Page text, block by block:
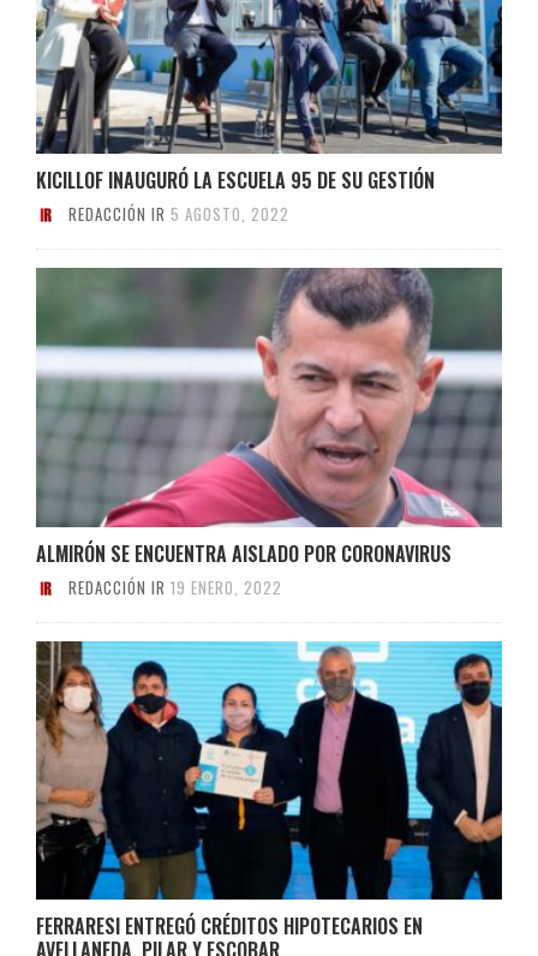
KICILLOF INAUGURÓ LA ESCUELA 95 DE SU GESTIÓN
REDACCIÓN IR 5 AGOSTO, 2022
ALMIRÓN SE ENCUENTRA AISLADO POR CORONAVIRUS
REDACCIÓN IR 19 ENERO, 2022
FERRARESI ENTREGÓ CRÉDITOS HIPOTECARIOS EN